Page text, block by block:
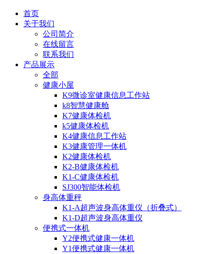
首页
关于我们
公司简介
在线留言
联系我们
产品展示
全部
健康小屋
K9微诊室健康信息工作站
k8智慧健康舱
K7健康体检机
k5健康体检机
K4健康信息工作站
K3健康管理一体机
K2健康体检机
K2-B健康体检机
K1-C健康体检机
SJ300智能体检机
身高体重秤
K1-A超声波身高体重仪（折叠式）
K1-D超声波身高体重仪
便携式一体机
Y2便携式健康一体机
Y1便携式健康一体机